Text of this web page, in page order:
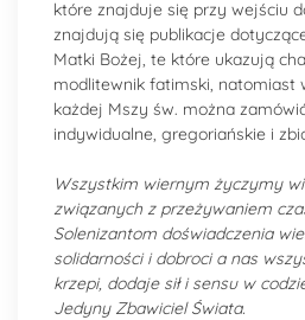
które znajduje się przy wejściu
znajdują się publikacje
Matki Bożej, te które ukazują
modlitewnik fatimski, natomiast
każdej Mszy św. można
indywidualne, gregoriańskie i
Wszystkim wiernym życzymy
związanych z przeżywaniem
Solenizantom doświadczenia
solidarności i dobroci a nas
krzepi, dodaje sił i sensu w
Jedyny Zbawiciel Świata.